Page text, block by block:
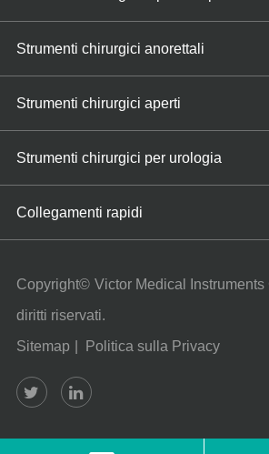
Strumenti chirurgici anorettali
Strumenti chirurgici aperti
Strumenti chirurgici per urologia
Collegamenti rapidi
Copyright© Victor Medical Instruments
diritti riservati.
Sitemap
Politica sulla Privacy